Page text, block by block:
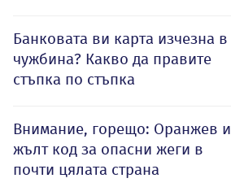
Банковата ви карта изчезна в
чужбина? Какво да правите
стъпка по стъпка
Внимание, горещо: Оранжев и
жълт код за опасни жеги в
почти цялата страна